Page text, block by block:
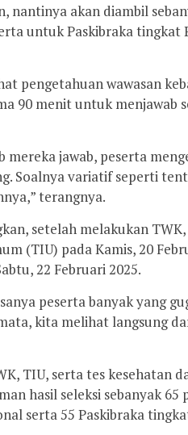
nantinya akan diambil
untuk Paskibraka tingkat
pengetahuan wawasan
90 menit untuk menjawab
mereka jawab, peserta
Soalnya variatif seperti
terangnya.
setelah melakukan
(TIU) pada Kamis, 20
22 Februari 2025.
peserta banyak yang
kita melihat langsung
TIU, serta tes kesehatan
hasil seleksi sebanyak
serta 55 Paskibraka